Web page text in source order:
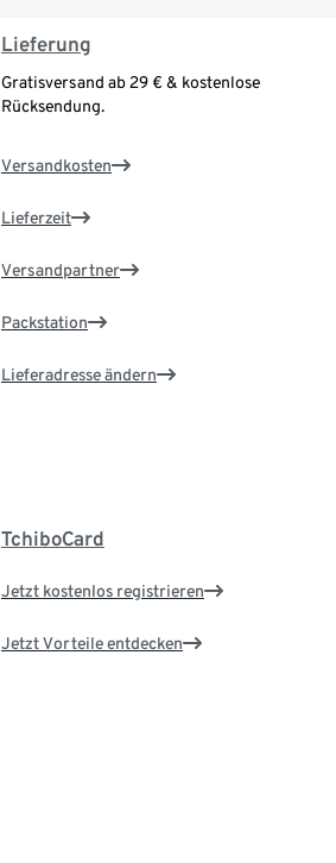
Lieferung
Gratisversand ab 29 € & kostenlose
Rücksendung.
Versandkosten
Lieferzeit
Versandpartner
Packstation
Lieferadresse ändern
TchiboCard
Jetzt kostenlos registrieren
Jetzt Vorteile entdecken